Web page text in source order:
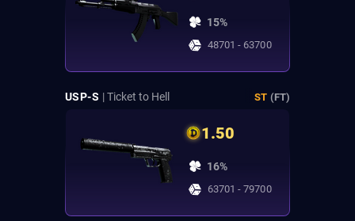
15%
48701 - 63700
USP-S | Ticket to Hell ST (FT)
1.50
16%
63701 - 79700